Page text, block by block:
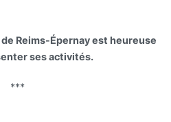
Reims-Épernay est heureuse
ses activités.
***